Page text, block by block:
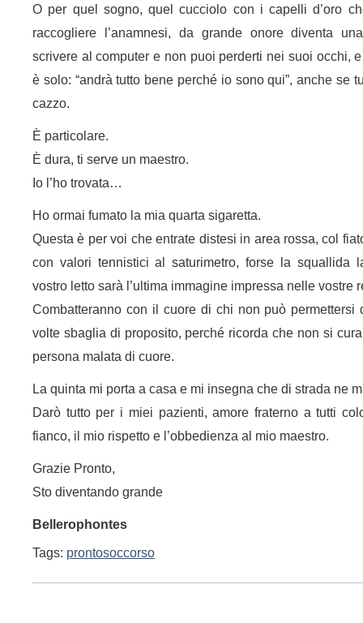
O per quel sogno, quel cucciolo con i capelli d’oro
raccogliere l’anamnesi, da grande onore diventa
scrivere al computer e non puoi perderti nei suoi occhi,
è solo: “andrà tutto bene perché io sono qui”, anche se
cazzo.
È particolare.
È dura, ti serve un maestro.
Io l’ho trovata…
Ho ormai fumato la mia quarta sigaretta.
Questa è per voi che entrate distesi in area rossa, col
con valori tennistici al saturimetro, forse la squallida
vostro letto sarà l’ultima immagine impressa nelle vostre
Combatteranno con il cuore di chi non può
volte sbaglia di proposito, perché ricorda che non si
persona malata di cuore.
La quinta mi porta a casa e mi insegna che di strada ne
Darò tutto per i miei pazienti, amore fraterno a tutti
fianco, il mio rispetto e l’obbedienza al mio maestro.
Grazie Pronto,
Sto diventando grande
Bellerophontes
Tags: prontosoccorso